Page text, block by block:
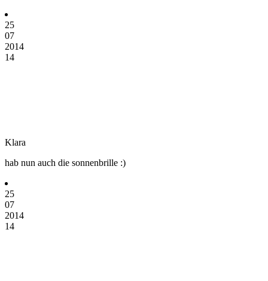
25
07
2014
14
Klara
hab nun auch die sonnenbrille :)
25
07
2014
14